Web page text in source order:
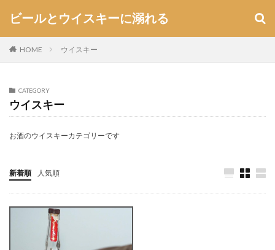
ビールとウイスキーに溺れる
HOME ウイスキー
CATEGORY
ウイスキー
お酒のウイスキーカテゴリーです
新着順 人気順